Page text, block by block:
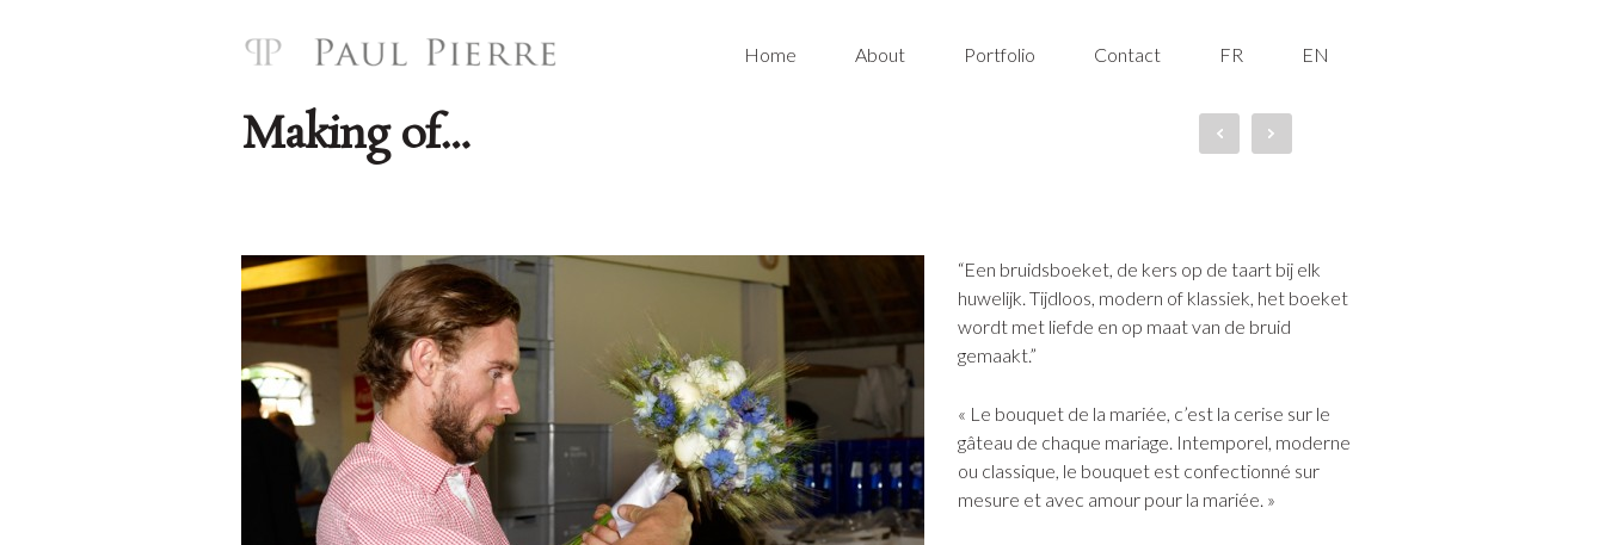
Home About Portfolio Contact FR EN
Making of…
“Een bruidsboeket, de kers op de taart bij elk
huwelijk. Tijdloos, modern of klassiek, het boeket
wordt met liefde en op maat van de bruid
gemaakt.”
« Le bouquet de la mariée, c’est la cerise sur le
gâteau de chaque mariage. Intemporel, moderne
ou classique, le bouquet est confectionné sur
mesure et avec amour pour la mariée. »